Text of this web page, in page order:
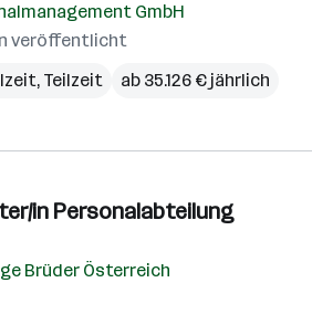
GmbH
veröffentlicht
Teilzeit ab 35.126 € jährlich
in Personalabteilung
Brüder Österreich